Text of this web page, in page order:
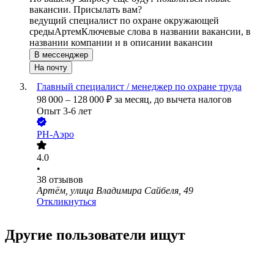
вакансии. Присылать вам?
ведущий специалист по охране окружающей
средыАртемКлючевые слова в названии вакансии, в
названии компании и в описании вакансии
В мессенджер
На почту
Главный специалист / менеджер по охране труда
98 000 – 128 000 ₽ за месяц, до вычета налогов
Опыт 3-6 лет
РН-Аэро
4.0
•
38 отзывов
Артём, улица Владимира Сайбеля, 49
Откликнуться
Другие пользователи ищут